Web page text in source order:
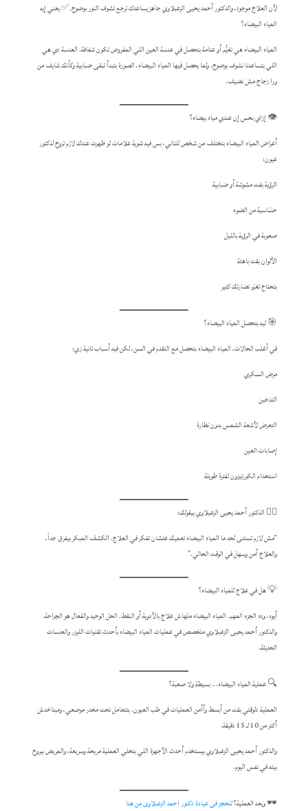
لأن العلاج موجود، والدكتور أحمد يحيى الزعبلاوي جاهز يساعدك ترجع تشوف النور بوضوح.✅ يعني إيه
المياه البيضاء؟
المياه البيضاء هي تغيُّم أو عتامة بتحصل في عدسة العين اللي المفروض تكون شفافة. العدسة دي هي
اللي بتساعدنا نشوف بوضوح. ولما يحصل فيها المياه البيضاء، الصورة بتبدأ تبقى ضبابية وكأنك شايف من
ورا زجاج مش نضيف.
👁️ إزاي بحس إن عندي مياه بيضاء؟
أعراض المياه البيضاء بتختلف من شخص للتاني، بس فيه شوية علامات لو ظهرت عندك لازم تروح لدكتور
عيون:
الرؤية بقت مشوشة أو ضبابية
حسّاسية من الضوء
صعوبة في الرؤية بالليل
الألوان بقت باهتة
بتحتاج تغيّر نضارتك كتير
🎯 ليه بتحصل المياه البيضاء؟
في أغلب الحالات، المياه البيضاء بتحصل مع التقدم في السن، لكن فيه أسباب تانية زي:
مرض السكري
التدخين
التعرض لأشعة الشمس بدون نظارة
إصابات العين
استخدام الكورتيزون لفترة طويلة
👨‍⚕️ الدكتور أحمد يحيى الزعبلاوي بيقولك:
“مش لازم تستنى لحد ما المياه البيضاء تعميك علشان تفكر في العلاج. الكشف المبكر بيفرق جداً،
والعلاج آمن وسهل في الوقت الحالي.”
💡 هل في علاج للمياه البيضاء؟
أيوه، وده الجزء المهم. المياه البيضاء ملهاش علاج بالأدوية أو النقط. الحل الوحيد والفعال هو الجراحة.
والدكتور أحمد يحيى الزعبلاوي متخصص في عمليات المياه البيضاء بأحدث تقنيات الليزر والعدسات
الحديثة.
🔍 عملية المياه البيضاء… بسيطة ولا صعبة؟
العملية دلوقتي بقت من أبسط وأأمن العمليات في طب العيون. بتتعامل تحت مخدر موضعي، ومبتاخدش
أكتر من 10 لـ 15 دقيقة.
والدكتور أحمد يحيى الزعبلاوي بيستخدم أحدث الأجهزة اللي بتخلي العملية مريحة وسريعة، والمريض بيروح
بيته في نفس اليوم.
🕶️ وبعد العملية؟للحجز فى عيادة دكتور احمد الزعبلاوى من هنا